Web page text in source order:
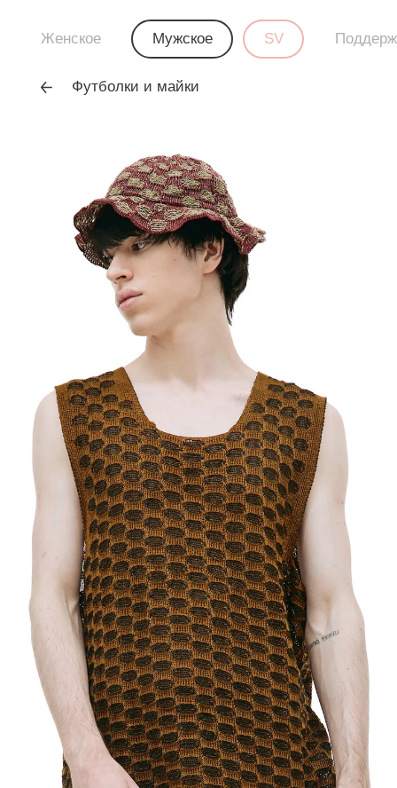
Женское Мужское SV
Футболки и майки